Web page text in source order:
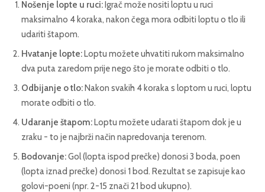
Nošenje lopte u ruci:Igrač može nositi loptu u ruci
maksimalno 4 koraka, nakon čega mora odbiti loptu o tlo ili
udariti štapom.
Hvatanje lopte:Loptu možete uhvatiti rukom maksimalno
dva puta zaredom prije nego što je morate odbiti o tlo.
Odbijanje o tlo:Nakon svakih 4 koraka s loptom u ruci, loptu
morate odbiti o tlo.
Udaranje štapom:Loptu možete udarati štapom dok je u
zraku - to je najbrži način napredovanja terenom.
Bodovanje:Gol (lopta ispod prečke) donosi 3 boda, poen
(lopta iznad prečke) donosi 1 bod. Rezultat se zapisuje kao
golovi-poeni (npr. 2-15 znači 21 bod ukupno).